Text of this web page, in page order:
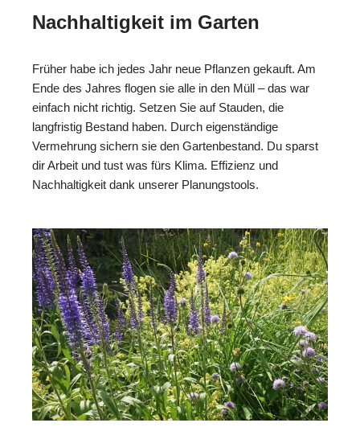
Nachhaltigkeit im Garten
Früher habe ich jedes Jahr neue Pflanzen gekauft. Am
Ende des Jahres flogen sie alle in den Müll – das war
einfach nicht richtig. Setzen Sie auf Stauden, die
langfristig Bestand haben. Durch eigenständige
Vermehrung sichern sie den Gartenbestand. Du sparst
dir Arbeit und tust was fürs Klima. Effizienz und
Nachhaltigkeit dank unserer Planungstools.